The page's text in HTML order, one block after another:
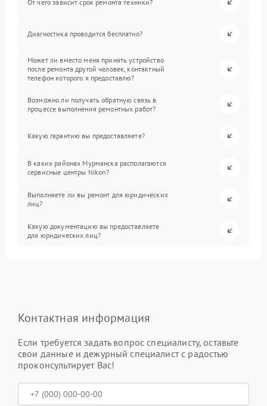
От чего зависит срок ремонта техники?
Диагностика проводится бесплатно?
Может ли вместо меня принять устройство
после ремонта другой человек, контактный
телефон которого я предоставлю?
Возможно ли получать обратную связь в
процессе выполнения ремонтных работ?
Какую гарантию вы предоставляете?
В каких районах Мурманска располагаются
сервисные центры Nikon?
Выполняете ли вы ремонт для юридических
лиц?
Какую документацию вы предоставляете
для юридических лиц?
Контактная информация
Если требуется задать вопрос специалисту, оставьте
свои данные и дежурный специалист с радостью
проконсультирует Вас!